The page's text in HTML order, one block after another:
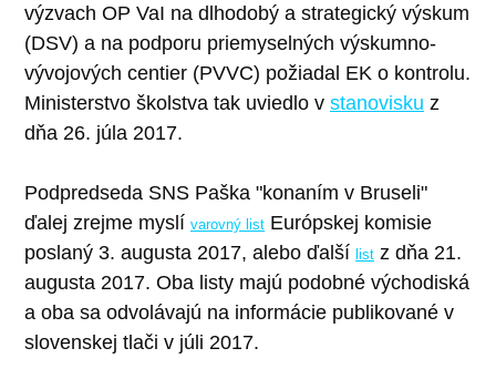
výzvach OP VaI na dlhodobý a strategický výskum
(DSV) a na podporu priemyselných výskumno-
vývojových centier (PVVC) požiadal EK o kontrolu.
Ministerstvo školstva tak uviedlo v stanovisku z
dňa 26. júla 2017.
Podpredseda SNS Paška "konaním v Bruseli"
ďalej zrejme myslí varovný list Európskej komisie
poslaný 3. augusta 2017, alebo ďalší list z dňa 21.
augusta 2017. Oba listy majú podobné východiská
a oba sa odvolávajú na informácie publikované v
slovenskej tlači v júli 2017.